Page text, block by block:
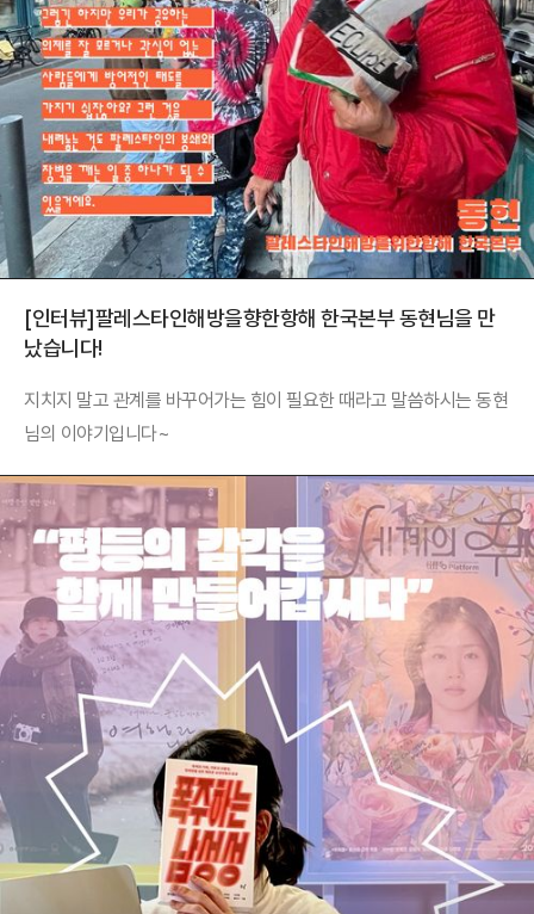
[인터뷰]팔레스타인해방을향한항해 한국본부 동현님을 만
났습니다!
지치지 말고 관계를 바꾸어가는 힘이 필요한 때라고 말씀하시는 동현
님의 이야기입니다~